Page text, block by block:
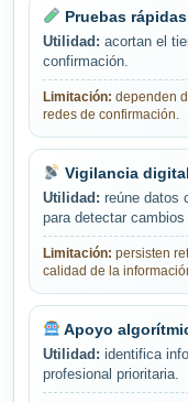
Pruebas
Utilidad: acortan el
confirmación.
Limitación: dependen
redes de confirmación.
Vigilancia
Utilidad: reúne datos
para detectar
Limitación: persisten
calidad de la
Apoyo
Utilidad: identifica
profesional prioritaria.